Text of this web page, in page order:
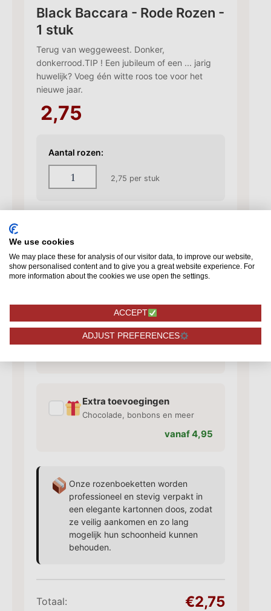
Black Baccara - Rode Rozen -
1 stuk
Terug van weggeweest. Donker,
donkerrood.TIP ! Een jubileum of een ... jarig
huwelijk? Voeg één witte roos toe voor het
nieuwe jaar.
2,75
Aantal rozen:
2,75 per stuk
✓
persoonlijke tekst
vanaf 1,50
✓
Vaas toevoegen
Bijpassende vaas voor je rozen
Extra toevoegingen
Chocolade, bonbons en meer
vanaf 4,95
Onze rozenboeketten worden
professioneel en stevig verpakt in
een elegante kartonnen doos, zodat
ze veilig aankomen en zo lang
mogelijk hun schoonheid kunnen
behouden.
Totaal: €2,75
We use cookies
We may place these for analysis of our visitor data, to improve our website,
show personalised content and to give you a great website experience. For
more information about the cookies we use open the settings.
ACCEPT
ADJUST PREFERENCES